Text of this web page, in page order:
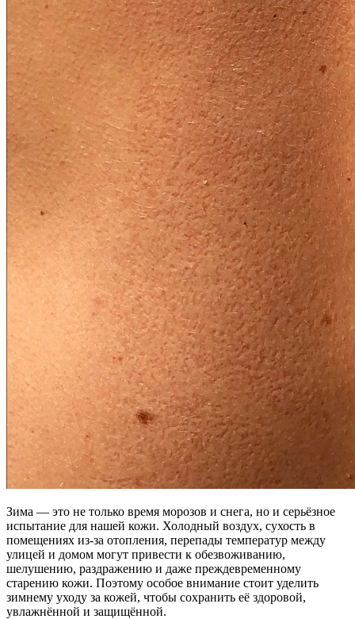
Зима — это не только время морозов и снега, но и серьёзное
испытание для нашей кожи. Холодный воздух, сухость в
помещениях из-за отопления, перепады температур между
улицей и домом могут привести к обезвоживанию,
шелушению, раздражению и даже преждевременному
старению кожи. Поэтому особое внимание стоит уделить
зимнему уходу за кожей, чтобы сохранить её здоровой,
увлажнённой и защищённой.